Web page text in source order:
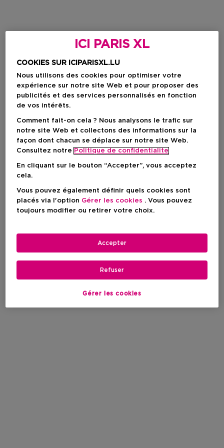
ICI PARIS XL
COOKIES SUR ICIPARISXL.LU
Nous utilisons des cookies pour optimiser votre
expérience sur notre site Web et pour proposer des
publicités et des services personnalisés en fonction
de vos intérêts.
Comment fait-on cela ? Nous analysons le trafic sur
notre site Web et collectons des informations sur la
façon dont chacun se déplace sur notre site Web.
Consultez notre Politique de confidentialite
En cliquant sur le bouton “Accepter”, vous acceptez
cela.
Vous pouvez également définir quels cookies sont
placés via l'option Gérer les cookies . Vous pouvez
toujours modifier ou retirer votre choix.
Gérer les cookies
Refuser
Accepter